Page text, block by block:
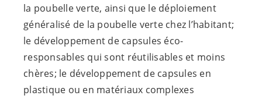
la poubelle verte, ainsi que le déploiement
généralisé de la poubelle verte chez l’habitant;
le développement de capsules éco-
responsables qui sont réutilisables et moins
chères; le développement de capsules en
plastique ou en matériaux complexes